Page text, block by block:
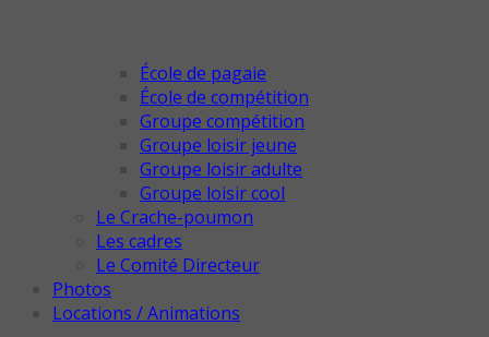
École de pagaie
École de compétition
Groupe compétition
Groupe loisir jeune
Groupe loisir adulte
Groupe loisir cool
Le Crache-poumon
Les cadres
Le Comité Directeur
Photos
Locations / Animations